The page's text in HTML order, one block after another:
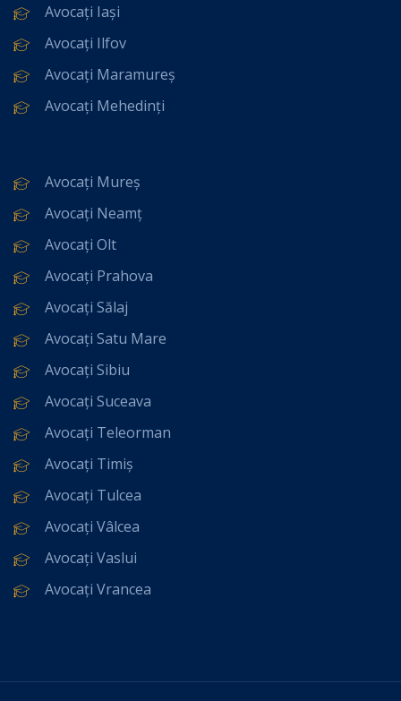
Avocați Iași
Avocați Ilfov
Avocați Maramureș
Avocați Mehedinți
Avocați Mureș
Avocați Neamț
Avocați Olt
Avocați Prahova
Avocați Sălaj
Avocați Satu Mare
Avocați Sibiu
Avocați Suceava
Avocați Teleorman
Avocați Timiș
Avocați Tulcea
Avocați Vâlcea
Avocați Vaslui
Avocați Vrancea